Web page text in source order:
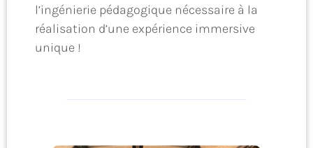
l’ingénierie pédagogique nécessaire à la
réalisation d’une expérience immersive
unique !